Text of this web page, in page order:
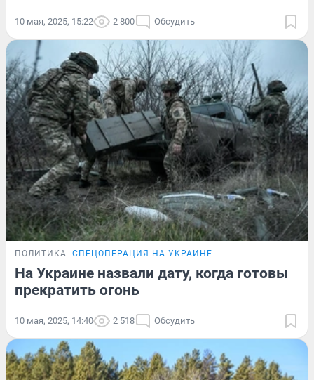
10 мая, 2025, 15:22 2 800 Обсудить
ПОЛИТИКА СПЕЦОПЕРАЦИЯ НА УКРАИНЕ
На Украине назвали дату, когда готовы
прекратить огонь
10 мая, 2025, 14:40 2 518 Обсудить